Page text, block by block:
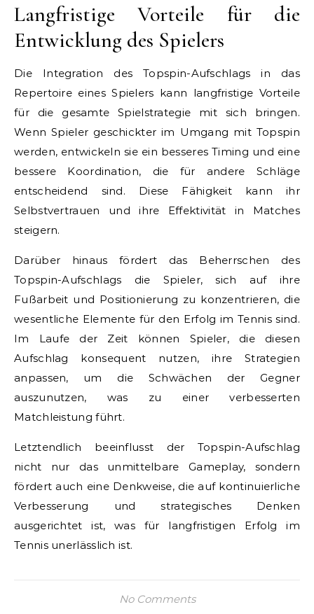
Langfristige Vorteile für die
Entwicklung des Spielers
Die Integration des Topspin-Aufschlags in das
Repertoire eines Spielers kann langfristige Vorteile
für die gesamte Spielstrategie mit sich bringen.
Wenn Spieler geschickter im Umgang mit Topspin
werden, entwickeln sie ein besseres Timing und eine
bessere Koordination, die für andere Schläge
entscheidend sind. Diese Fähigkeit kann ihr
Selbstvertrauen und ihre Effektivität in Matches
steigern.
Darüber hinaus fördert das Beherrschen des
Topspin-Aufschlags die Spieler, sich auf ihre
Fußarbeit und Positionierung zu konzentrieren, die
wesentliche Elemente für den Erfolg im Tennis sind.
Im Laufe der Zeit können Spieler, die diesen
Aufschlag konsequent nutzen, ihre Strategien
anpassen, um die Schwächen der Gegner
auszunutzen, was zu einer verbesserten
Matchleistung führt.
Letztendlich beeinflusst der Topspin-Aufschlag
nicht nur das unmittelbare Gameplay, sondern
fördert auch eine Denkweise, die auf kontinuierliche
Verbesserung und strategisches Denken
ausgerichtet ist, was für langfristigen Erfolg im
Tennis unerlässlich ist.
No Comments